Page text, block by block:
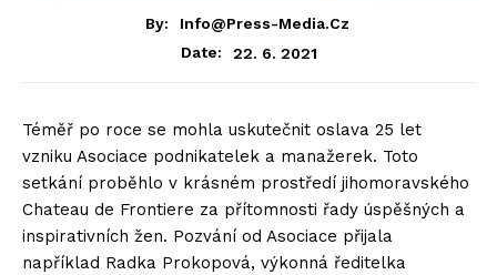
By:
Info@press-Media.cz
Date:
22. 6. 2021
Téměř po roce se mohla uskutečnit oslava 25 let
vzniku Asociace podnikatelek a manažerek. Toto
setkání proběhlo v krásném prostředí jihomoravského
Chateau de Frontiere za přítomnosti řady úspěšných a
inspirativních žen. Pozvání od Asociace přijala
například Radka Prokopová, výkonná ředitelka